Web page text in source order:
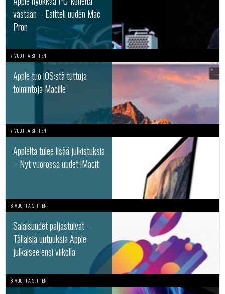
vastaan – Esitteli uuden Mac
Pron
7 VUOTTA SITTEN
Apple tuo iOS:stä tuttuja
toimintoja Macille
7 VUOTTA SITTEN
Applelta tulee lisää julkistuksia
– Nyt vuorossa uudet iMacit
8 VUOTTA SITTEN
Salaisuudet paljastuivat –
Tällaisia uutuuksia Apple
julkaisee ensi viikolla
8 VUOTTA SITTEN